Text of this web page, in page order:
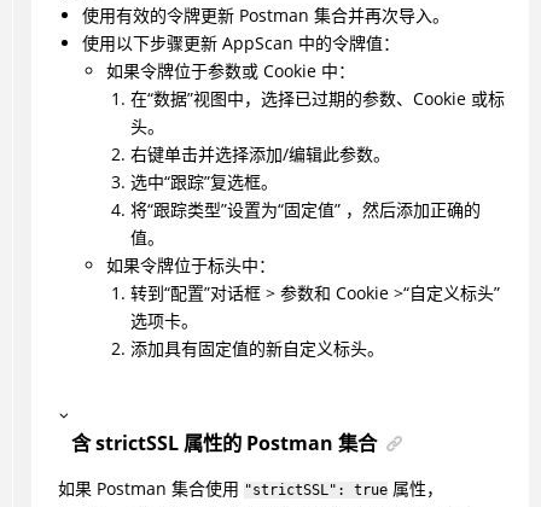
使用有效的令牌更新 Postman 集合并再次导入。
使用以下步骤更新 AppScan 中的令牌值：
如果令牌位于参数或 Cookie 中：
在“数据”视图中，选择已过期的参数、Cookie 或标
头。
右键单击并选择添加/编辑此参数。
选中“跟踪”复选框。
将“跟踪类型”设置为“固定值” ，然后添加正确的
值。
如果令牌位于标头中：
转到“配置”对话框 > 参数和 Cookie >“自定义标头”
选项卡。
添加具有固定值的新自定义标头。
含 strictSSL 属性的 Postman 集合
如果 Postman 集合使用 "strictSSL": true属性，